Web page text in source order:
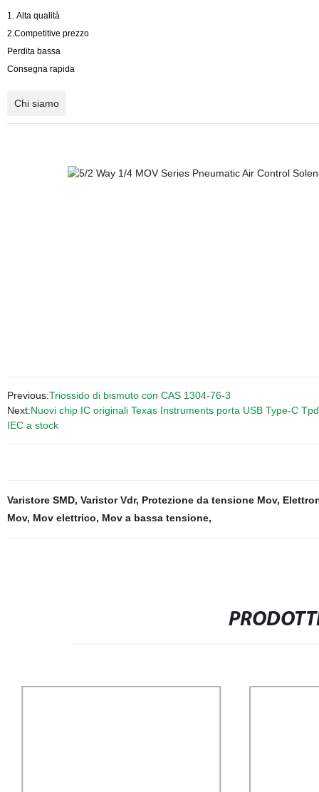
1. Alta qualità
2.Competitive prezzo
Perdita bassa
Consegna rapida
Chi siamo
Previous:Triossido di bismuto con CAS 1304-76-3
Next:Nuovi chip IC originali Texas Instruments porta USB Type-C
IEC a stock
Varistore SMD, Varistor Vdr, Protezione da tensione Mov,
Mov, Mov elettrico, Mov a bassa tensione,